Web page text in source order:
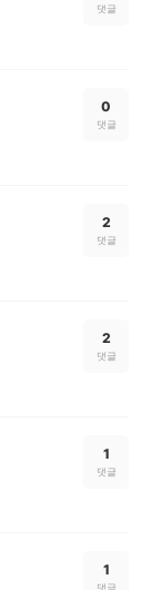
댓글
0
댓글
2
댓글
2
댓글
1
댓글
1
댓글